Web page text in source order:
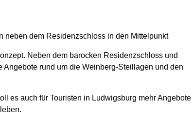
neben dem Residenzschloss in den Mittelpunkt
Neben dem barocken Residenzschloss und
rund um die Weinberg-Steillagen und den
es auch für Touristen in Ludwigsburg mehr Angebote